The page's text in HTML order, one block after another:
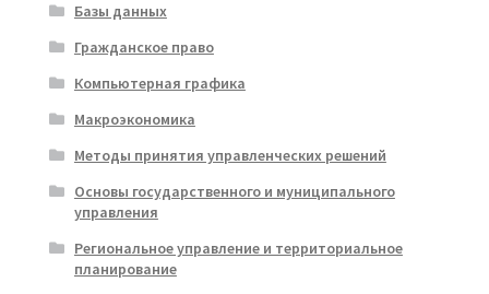
Базы данных
Гражданское право
Компьютерная графика
Макроэкономика
Методы принятия управленческих решений
Основы государственного и муниципального
управления
Региональное управление и территориальное
планирование